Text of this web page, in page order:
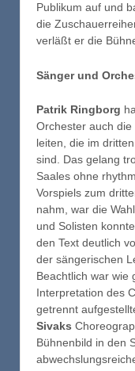
Publikum auf und
die
verläßt er die
Sänger und
Patrik Ringborg
Orchester auch
leiten, die im
sind. Das gelang
Saales ohne
Vorspiels zum
nahm, war die
und Solisten
den Text deutlich
der sängerischen
Beachtlich war wie
Interpretation des
getrennt
Sivaks
Bühnenbild in den